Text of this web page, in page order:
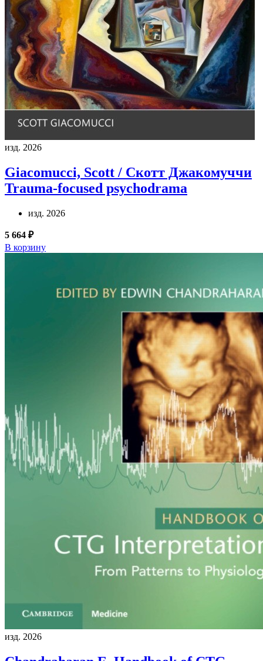
изд. 2026
Giacomucci, Scott / Скотт Джакомуччи
Trauma-focused psychodrama
изд. 2026
5 664 ₽
В корзину
изд. 2026